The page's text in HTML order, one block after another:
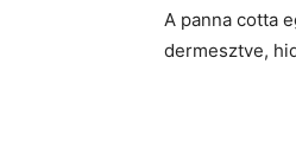
A panna cotta
dermesztve,